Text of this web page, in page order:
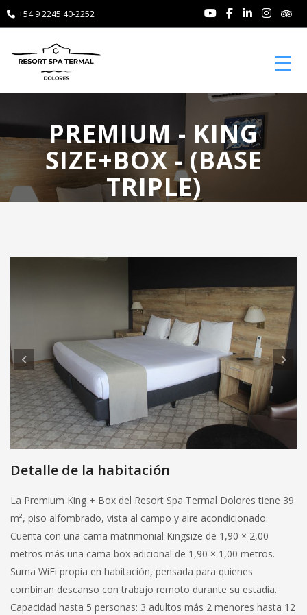
+54 9 2245 40-2252
PREMIUM - KING
SIZE+BOX - (BASE
TRIPLE)
Detalle de la habitación
La Premium King + Box del Resort Spa Termal Dolores tiene 39
m², piso alfombrado, vista al campo y aire acondicionado.
Cuenta con una cama matrimonial Kingsize de 1,90 × 2,00
metros más una cama box adicional de 1,90 × 1,00 metros.
Suma WiFi propia en habitación, pensada para quienes
combinan descanso con trabajo remoto durante su estadía.
Capacidad hasta 5 personas: 3 adultos más 2 menores hasta 12